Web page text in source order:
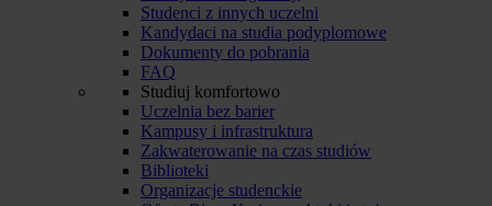
Studenci z innych uczelni
Kandydaci na studia podyplomowe
Dokumenty do pobrania
FAQ
Studiuj komfortowo
Uczelnia bez barier
Kampusy i infrastruktura
Zakwaterowanie na czas studiów
Biblioteki
Organizacje studenckie